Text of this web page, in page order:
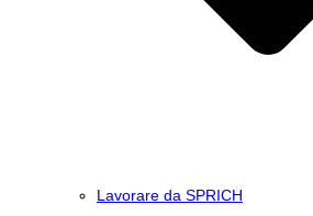
Lavorare da SPRICH